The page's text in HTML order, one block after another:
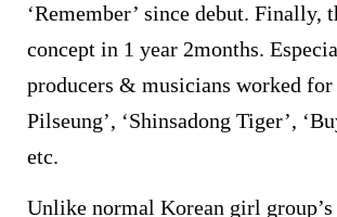
‘Remember’ since debut.
concept in 1 year 2months.
producers & musicians worked for
Pilseung’, ‘Shinsadong Tiger’,
etc.
Unlike normal Korean girl